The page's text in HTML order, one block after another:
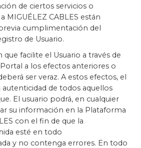
de ciertos servicios o
MIGUÉLEZ CABLES están
cumplimentación del
de Usuario.
facilite el Usuario a través de
a los efectos anteriores o
ser veraz. A estos efectos, el
autenticidad de todos aquellos
El usuario podrá, en cualquier
su información en la Plataforma
con el fin de que la
esté en todo
y no contenga errores. En todo